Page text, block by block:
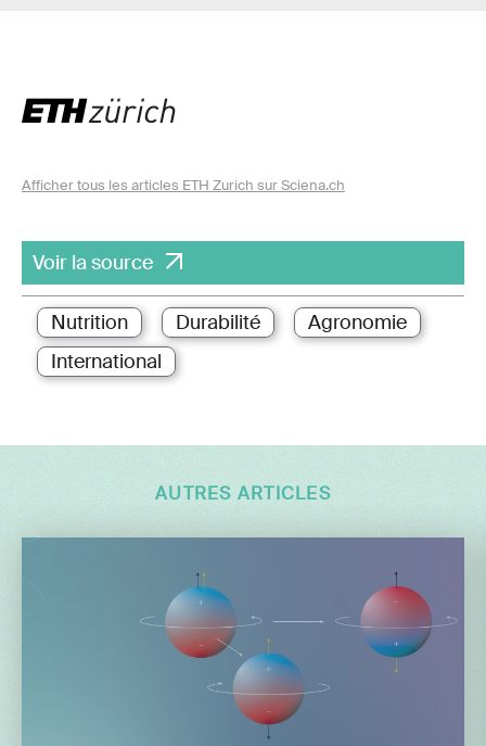
Afficher tous les articles ETH Zurich sur Sciena.ch
Voir la source
Nutrition Durabilité
Agronomie
International
AUTRES ARTICLES